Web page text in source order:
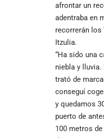
afrontar un
adentraba en
recorrerán los
Itzulia.
“Ha sido una
niebla y lluvia.
trató de
conseguí
y quedamos
puerto de
100 metros